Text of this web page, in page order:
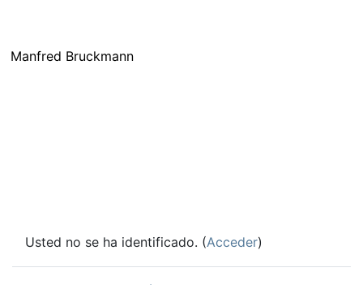
Manfred Bruckmann
Usted no se ha identificado. (Acceder)